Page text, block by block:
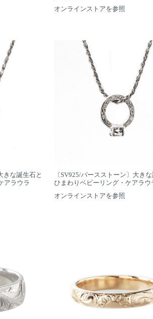
オンラインストアを参照
きな誕生石と
アラウラ
〔SV925/バースストーン〕大き
ひまわりベビーリング・ケアラウ
オンラインストアを参照